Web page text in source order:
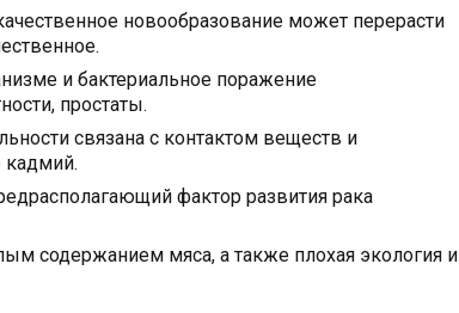
новообразование может перерасти
и бактериальное поражение
простаты.
связана с контактом веществ и
кадмий.
фактор развития рака
содержанием мяса, а также плохая экология и